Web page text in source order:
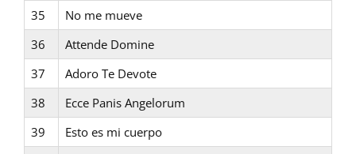
35
No me mueve
36
Attende Domine
37
Adoro Te Devote
38
Ecce Panis Angelorum
39
Esto es mi cuerpo